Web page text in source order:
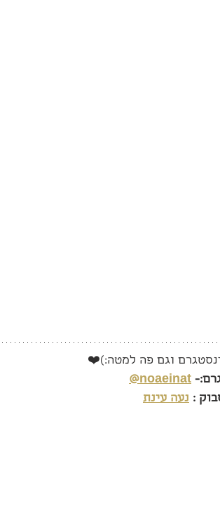
וגם פה למטה:)❤️
noaeinat@
: נעה עינת